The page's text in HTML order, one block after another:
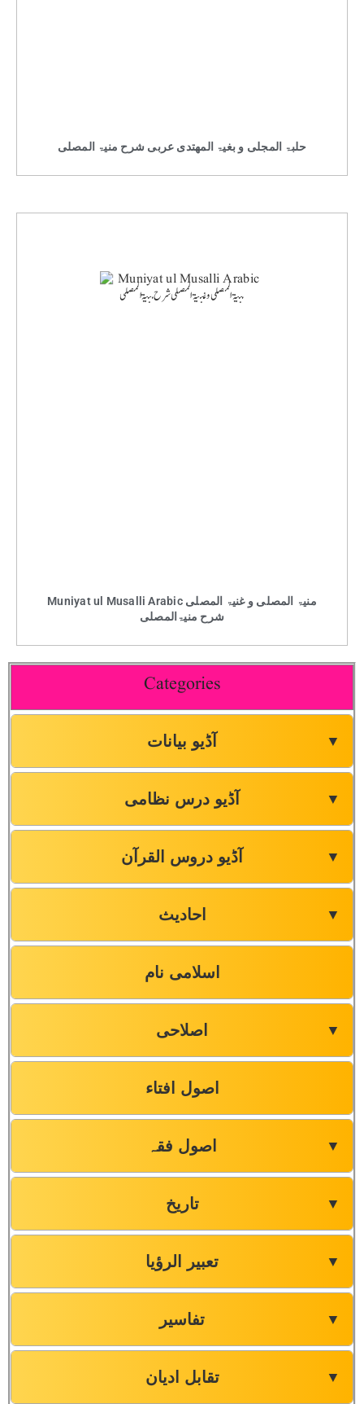
حلبۃ المجلی و بغیۃ المھتدی عربی شرح منیۃ المصلی
Muniyat ul Musalli Arabic منیۃ المصلی و غنیۃ المصلی
شرح منیۃالمصلی
Categories
آڈیو بیانات ▼
آڈیو درس نظامی ▼
آڈیو دروس القرآن ▼
احادیث ▼
اسلامی نام
اصلاحی ▼
اصول افتاء
اصول فقہ ▼
تاریخ ▼
تعبیر الرؤیا ▼
تفاسیر ▼
تقابل ادیان ▼